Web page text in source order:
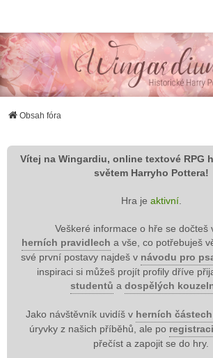
Wingardium RPG
Obsah fóra
Vítej na Wingardiu, online textové RPG
světem Harryho Pottera!
Hra je aktivní.
Veškeré informace o hře se dočteš
herních pravidlech a vše, co potřebuješ
své první postavy najdeš v návodu pro
inspiraci si můžeš projít profily dříve
studentů a dospělých
Jako návštěvník uvidíš v herních
úryvky z našich příběhů, ale po registraci
přečíst a zapojit se do hry.